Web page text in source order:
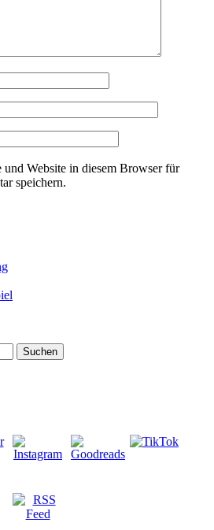
Website in diesem Browser für
speichern.